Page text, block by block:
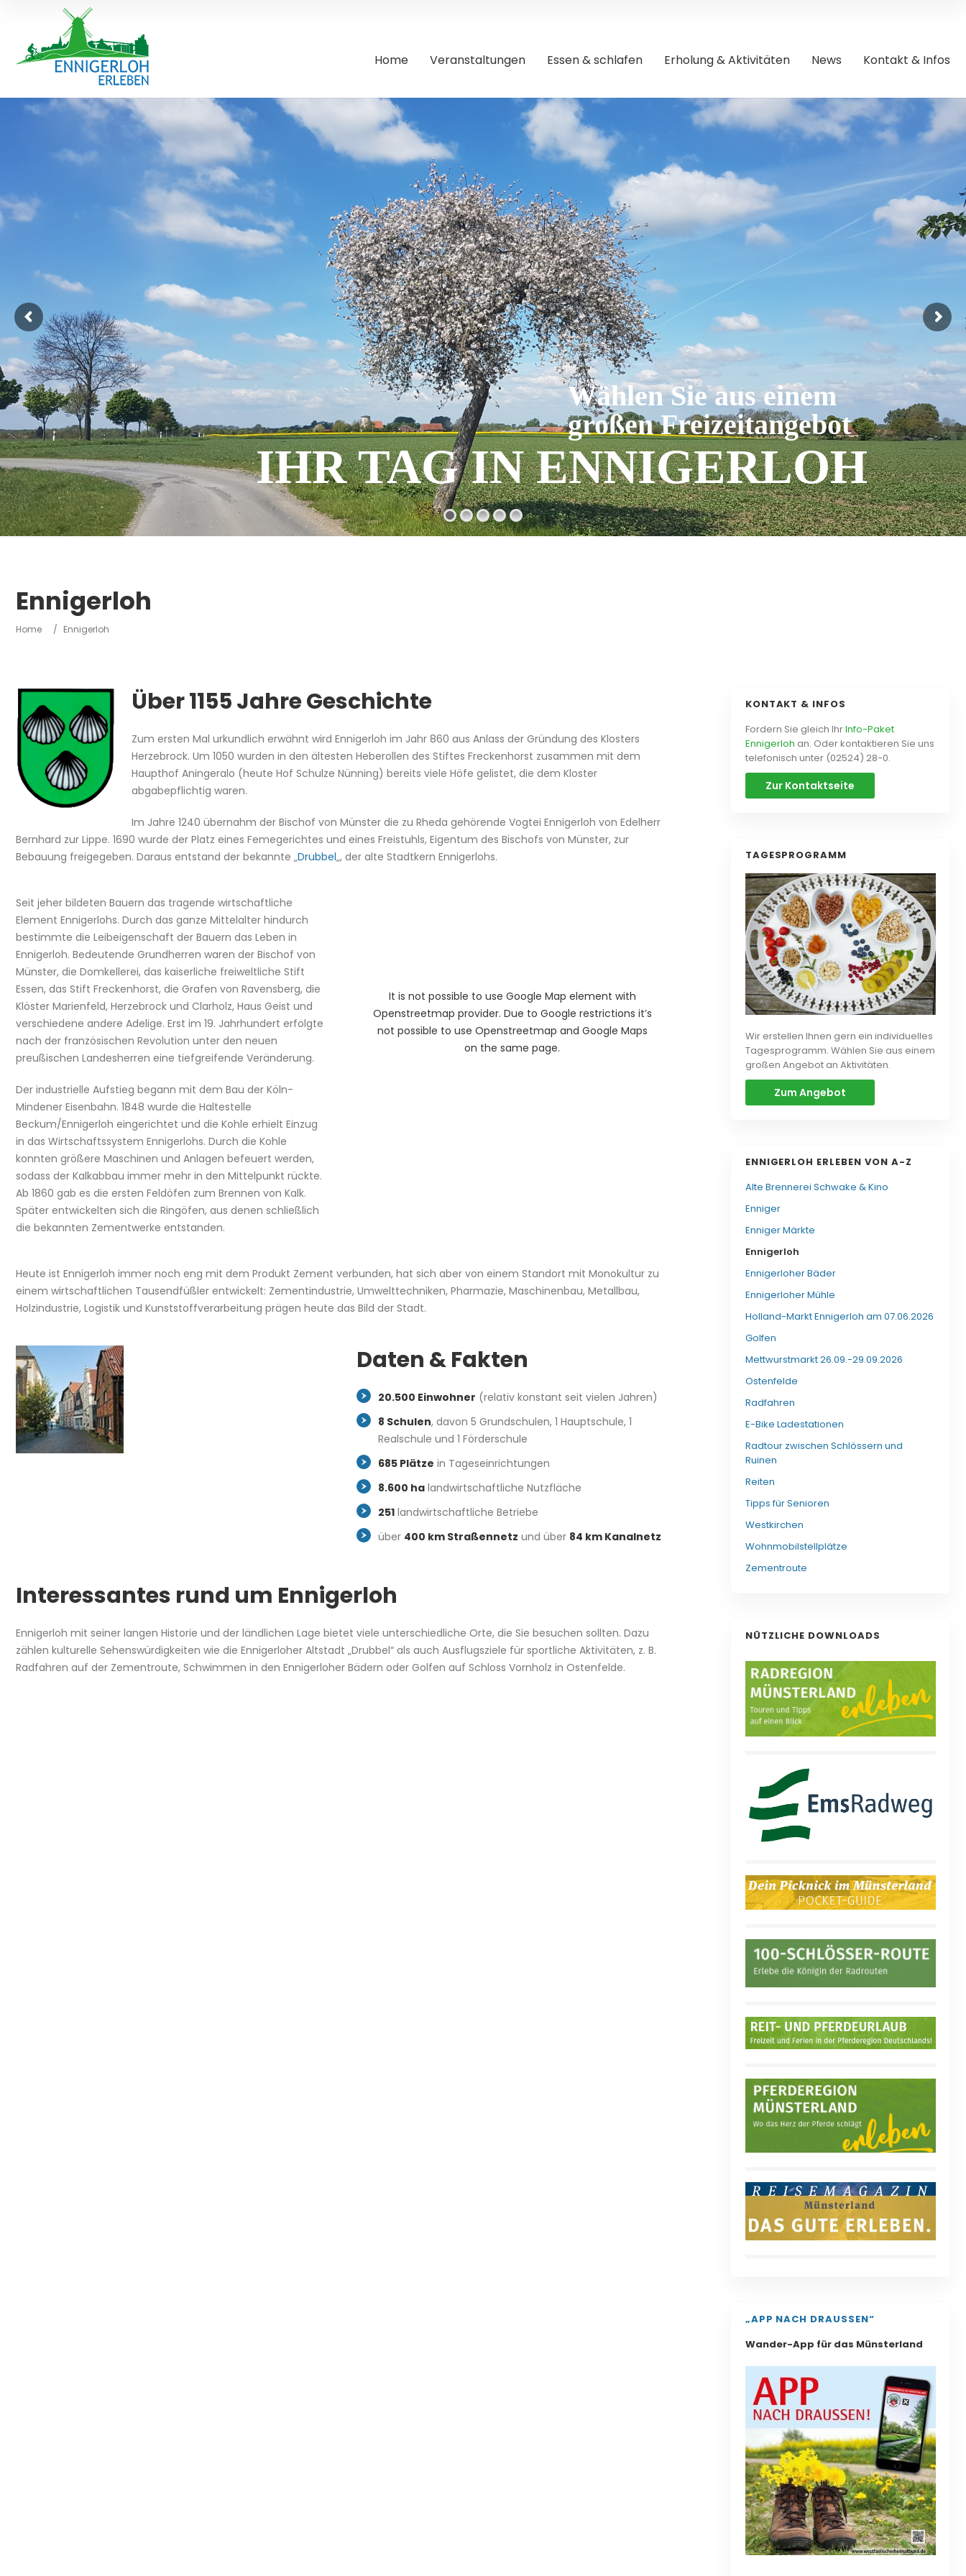
Home Veranstaltungen Essen & schlafen Erholung & Aktivitäten News Kontakt & Infos
Wählen Sie aus einem
großen Freizeitangebot
IHR TAG IN ENNIGERLOH
Ennigerloh
Home / Ennigerloh
Über 1155 Jahre Geschichte
Zum ersten Mal urkundlich erwähnt wird Ennigerloh im Jahr 860 aus Anlass der Gründung des Klosters
Herzebrock. Um 1050 wurden in den ältesten Heberollen des Stiftes Freckenhorst zusammen mit dem
Haupthof Aningeralo (heute Hof Schulze Nünning) bereits viele Höfe gelistet, die dem Kloster
abgabepflichtig waren.
Im Jahre 1240 übernahm der Bischof von Münster die zu Rheda gehörende Vogtei Ennigerloh von Edelherr
Bernhard zur Lippe. 1690 wurde der Platz eines Femegerichtes und eines Freistuhls, Eigentum des Bischofs von Münster, zur
Bebauung freigegeben. Daraus entstand der bekannte „Drubbel„, der alte Stadtkern Ennigerlohs.
Seit jeher bildeten Bauern das tragende wirtschaftliche
Element Ennigerlohs. Durch das ganze Mittelalter hindurch
bestimmte die Leibeigenschaft der Bauern das Leben in
Ennigerloh. Bedeutende Grundherren waren der Bischof von
Münster, die Domkellerei, das kaiserliche freiweltliche Stift
Essen, das Stift Freckenhorst, die Grafen von Ravensberg, die
Klöster Marienfeld, Herzebrock und Clarholz, Haus Geist und
verschiedene andere Adelige. Erst im 19. Jahrhundert erfolgte
nach der französischen Revolution unter den neuen
preußischen Landesherren eine tiefgreifende Veränderung.
Der industrielle Aufstieg begann mit dem Bau der Köln-
Mindener Eisenbahn. 1848 wurde die Haltestelle
Beckum/Ennigerloh eingerichtet und die Kohle erhielt Einzug
in das Wirtschaftssystem Ennigerlohs. Durch die Kohle
konnten größere Maschinen und Anlagen befeuert werden,
sodass der Kalkabbau immer mehr in den Mittelpunkt rückte.
Ab 1860 gab es die ersten Feldöfen zum Brennen von Kalk.
Später entwickelten sich die Ringöfen, aus denen schließlich
die bekannten Zementwerke entstanden.
It is not possible to use Google Map element with
Openstreetmap provider. Due to Google restrictions it’s
not possible to use Openstreetmap and Google Maps
on the same page.
Heute ist Ennigerloh immer noch eng mit dem Produkt Zement verbunden, hat sich aber von einem Standort mit Monokultur zu
einem wirtschaftlichen Tausendfüßler entwickelt: Zementindustrie, Umwelttechniken, Pharmazie, Maschinenbau, Metallbau,
Holzindustrie, Logistik und Kunststoffverarbeitung prägen heute das Bild der Stadt.
Daten & Fakten
20.500 Einwohner (relativ konstant seit vielen Jahren)
8 Schulen, davon 5 Grundschulen, 1 Hauptschule, 1
Realschule und 1 Förderschule
685 Plätze in Tageseinrichtungen
8.600 halandwirtschaftliche Nutzfläche
251landwirtschaftliche Betriebe
über 400 km Straßennetz und über 84 km Kanalnetz
Interessantes rund um Ennigerloh
Ennigerloh mit seiner langen Historie und der ländlichen Lage bietet viele unterschiedliche Orte, die Sie besuchen sollten. Dazu
zählen kulturelle Sehenswürdigkeiten wie die Ennigerloher Altstadt „Drubbel“ als auch Ausflugsziele für sportliche Aktivitäten, z. B.
Radfahren auf der Zementroute, Schwimmen in den Ennigerloher Bädern oder Golfen auf Schloss Vornholz in Ostenfelde.
KONTAKT & INFOS
Fordern Sie gleich IhrInfo-Paket
Ennigerloh an. Oder kontaktieren Sie uns
telefonisch unter (02524) 28-0.
Zur Kontaktseite
TAGESPROGRAMM
Wir erstellen Ihnen gern ein individuelles
Tagesprogramm. Wählen Sie aus einem
großen Angebot an Aktivitäten.
Zum Angebot
ENNIGERLOH ERLEBEN VON A-Z
Alte Brennerei Schwake & Kino
Enniger
Enniger Märkte
Ennigerloh
Ennigerloher Bäder
Ennigerloher Mühle
Holland-Markt Ennigerloh am 07.06.2026
Golfen
Mettwurstmarkt 26.09.-29.09.2026
Ostenfelde
Radfahren
E-Bike Ladestationen
Radtour zwischen Schlössern und
Ruinen
Reiten
Tipps für Senioren
Westkirchen
Wohnmobilstellplätze
Zementroute
NÜTZLICHE DOWNLOADS
„APP NACH DRAUSSEN“
Wander-App für das Münsterland